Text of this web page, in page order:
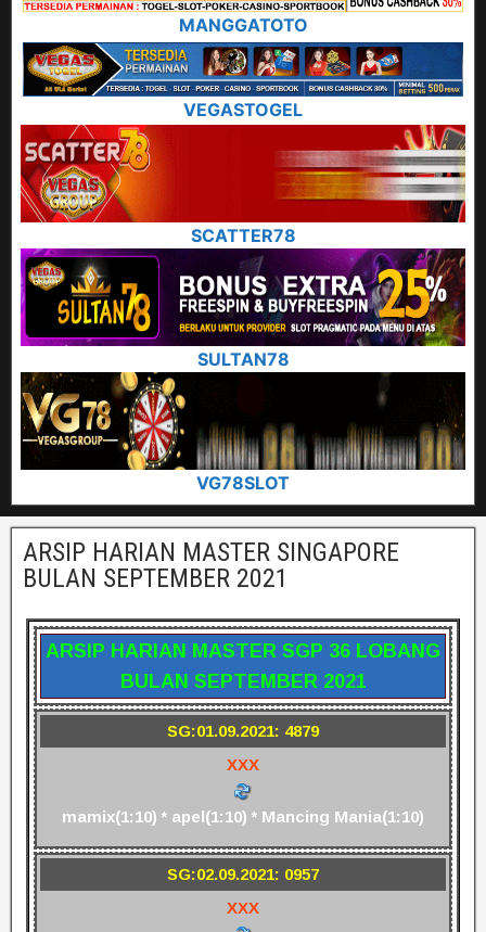
MANGGATOTO
VEGASTOGEL
SCATTER78
SULTAN78
VG78SLOT
ARSIP HARIAN MASTER SINGAPORE
BULAN SEPTEMBER 2021
ARSIP HARIAN MASTER SGP 36 LOBANG
BULAN SEPTEMBER 2021
SG:01.09.2021: 4879
XXX
mamix(1:10) * apel(1:10) * Mancing Mania(1:10)
SG:02.09.2021: 0957
XXX